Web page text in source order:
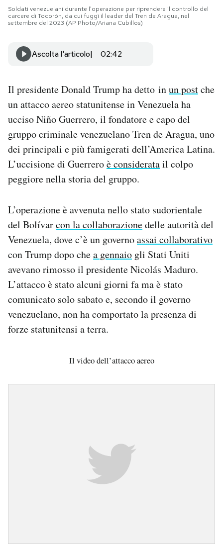
CALENDARIO
Area Personale
Notifiche mobile
Hai bisogno di aiuto?
Esci
Soldati venezuelani durante l'operazione per riprendere il controllo del
carcere di Tocorón, da cui fuggì il leader del Tren de Aragua, nel
settembre del 2023 (AP Photo/Ariana Cubillos)
Ascolta l'articolo 02:42
Il presidente Donald Trump ha detto inun postche
un attacco aereo statunitense in Venezuela ha
ucciso Niño Guerrero, il fondatore e capo del
gruppo criminale venezuelano Tren de Aragua, uno
dei principali e più famigerati dell’America Latina.
L’uccisione di Guerreroè consideratail colpo
peggiore nella storia del gruppo.
L’operazione è avvenuta nello stato sudorientale
del Bolívarcon la collaborazionedelle autorità del
Venezuela, dove c’è un governoassai collaborativo
con Trump dopo chea gennaio gli Stati Uniti
avevano rimosso il presidente Nicolás Maduro.
L’attacco è stato alcuni giorni fa ma è stato
comunicato solo sabato e, secondo il governo
venezuelano, non ha comportato la presenza di
forze statunitensi a terra.
Il video dell’attacco aereo